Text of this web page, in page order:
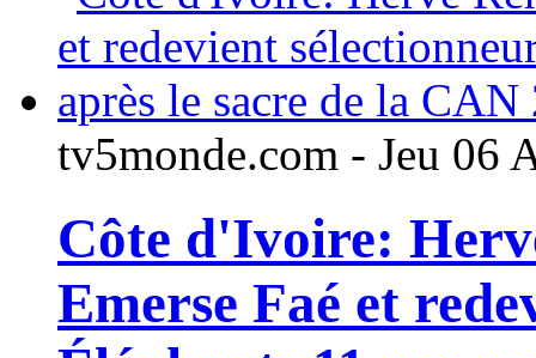
tv5monde.com - Jeu 06
Côte d'Ivoire:
Emerse Faé et